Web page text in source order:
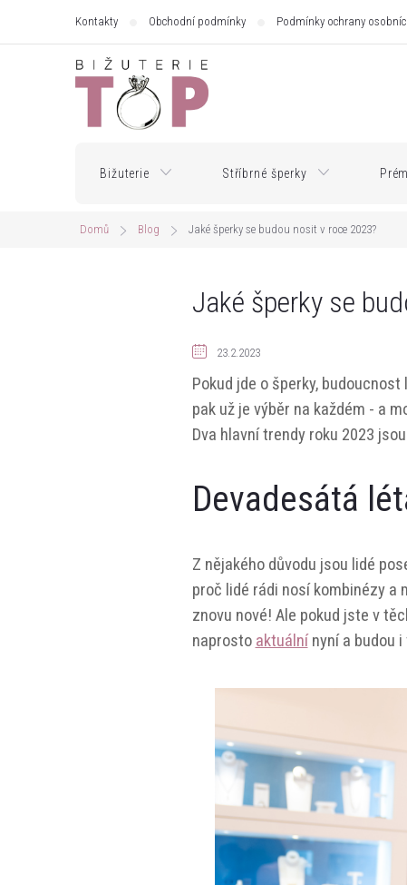
Kontakty Obchodní podmínky Podmínky ochrany
Bižuterie Stříbrné šperky
Domů Blog Jaké šperky se budou nosit v roce 2023?
Jaké šperky se
23.2.2023
Pokud jde o šperky,
pak už je výběr na každém - a
Dva hlavní trendy roku 2023
Devadesátá
Z nějakého důvodu jsou lidé
proč lidé rádi nosí kombinézy a
znovu nové! Ale pokud jste v
naprosto aktuálnínyní a budou i